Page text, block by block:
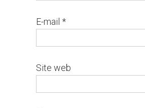
E-mail *
Site web